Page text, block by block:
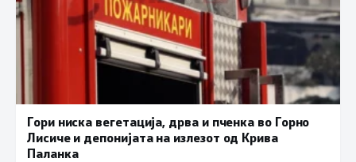
Гори ниска вегетација, дрва и пченка во Горно
Лисиче и депонијата на излезот од Крива
Паланка